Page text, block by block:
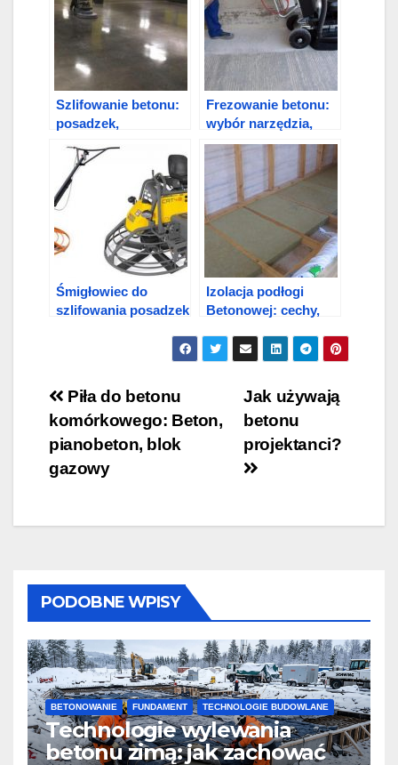
Szlifowanie betonu:
posadzek,
powierzchni
Frezowanie betonu:
wybór narzędzia,
technologia
Śmigłowiec do
szlifowania posadzek
Izolacja podłogi
Betonowej: cechy,
Nawigacja
wpisu
Jak używają
betonu
projektanci?
Piła do betonu
komórkowego: Beton,
pianobeton, blok
gazowy
PODOBNE WPISY
BETONOWANIE FUNDAMENT TECHNOLOGIE BUDOWLANE
Technologie wylewania
betonu zimą: jak zachować